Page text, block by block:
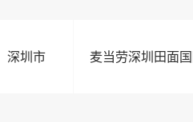
深圳市 麦当劳深圳田面